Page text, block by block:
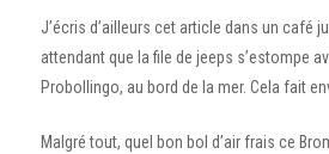
J’écris d’ailleurs cet article dans un café
attendant que la file de jeeps s’estompe
Probollingo, au bord de la mer. Cela fait
Malgré tout, quel bon bol d’air frais ce